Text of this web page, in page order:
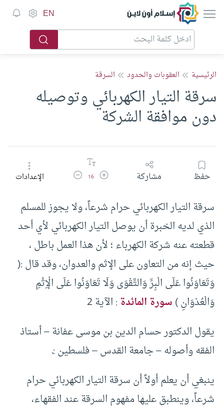
إسلام أون لاين EN
الرئيسية العقوبات والحدود السرقة
سرقة التيار الكهربائي وتوصيله
دون موافقة الشركة
حفظ مشاركة زيادة حجم الخط
16 تقليل حجم الخطالإعدادات
سرقة التيار الكهربائي حرام شرعاً، ولا يجوز للمسلم
الذي لديه الخبرة أن يوصل التيار الكهربائي لأي أحد
قطعته عنه شركة الكهرباء ؛ لأن هذا العمل باطل ،
حيث إنه من التعاون على الإثم والعدوان، وقد قال :(
وَتَعَاوَنُوا عَلَى الْبِرِّ وَالتَّقْوَى وَلَا تَعَاوَنُوا عَلَى الْإِثْمِ
وَالْعُدْوَانِ )سورة المائدة: الآية 2
يقول الدكتور حسام الدين بن موسى عفانة – أستاذ
الفقه وأصوله – جامعة القدس – فلسطين :ـ
ينبغي أن يعلم أولاً أن سرقة التيار الكهربائي حرام
شرعاً، وينطبق عليها مفهوم السرقة عند الفقهاء،